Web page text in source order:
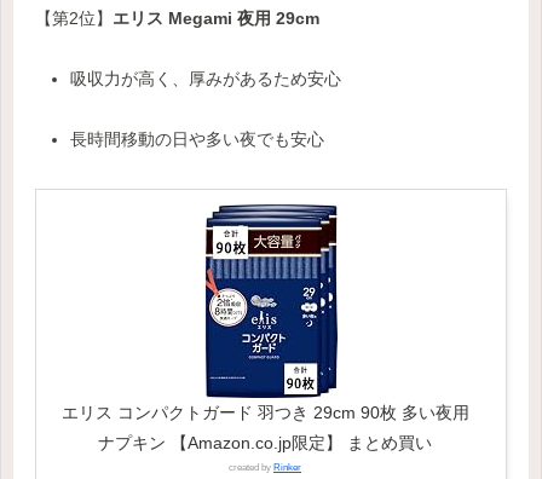
【第2位】 エリス Megami 夜用 29cm
吸収力が高く、厚みがあるため安心
長時間移動の日や多い夜でも安心
エリス コンパクトガード 羽つき 29cm 90枚 多い夜用
ナプキン 【Amazon.co.jp限定】 まとめ買い
created by Rinker